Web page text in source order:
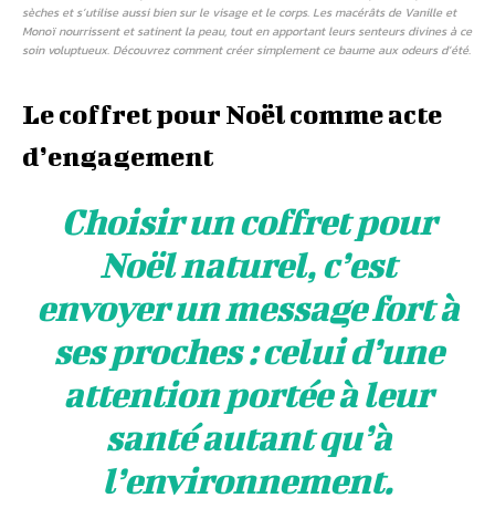
sèches et s’utilise aussi bien sur le visage et le corps. Les macérâts de Vanille et
Monoï nourrissent et satinent la peau, tout en apportant leurs senteurs divines à ce
soin voluptueux. Découvrez comment créer simplement ce baume aux odeurs d’été.
Le coffret pour Noël comme acte
dʼengagement
Choisir un coffret pour
Noël naturel, cʼest
envoyer un message fort à
ses proches : celui dʼune
attention portée à leur
santé autant quʼà
lʼenvironnement.